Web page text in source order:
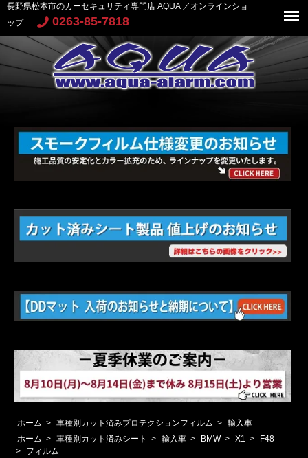
長野県松本市のカーセキュリティ専門店 AQUA ／オンラインショ
ップ
0263-85-7818
ホーム > 車種別カット済みプロテクションフィルム > 輸入車
ホーム > 車種別カット済みシート > 輸入車 > BMW > X1 >
F48
>
フィルム